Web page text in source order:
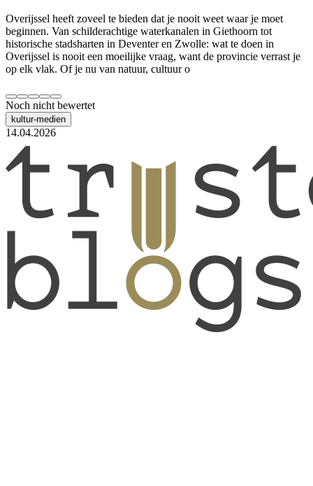
Overijssel heeft zoveel te bieden dat je nooit weet waar je moet
beginnen. Van schilderachtige waterkanalen in Giethoorn tot
historische stadsharten in Deventer en Zwolle: wat te doen in
Overijssel is nooit een moeilijke vraag, want de provincie verrast je
op elk vlak. Of je nu van natuur, cultuur o
Noch nicht bewertet
kultur-medien
14.04.2026